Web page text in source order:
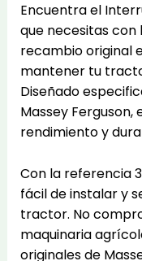
Encuentra el
que necesitas con
recambio original
mantener tu
Diseñado
Massey
rendimiento y
Con la referencia
fácil de instalar y
tractor. No
maquinaria
originales de